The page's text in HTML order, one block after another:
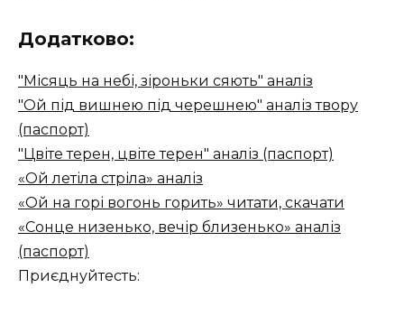
Додатково:
"Місяць на небі, зіроньки сяють" аналіз
"Ой під вишнею під черешнею" аналіз твору
(паспорт)
"Цвіте терен, цвіте терен" аналіз (паспорт)
«Ой летіла стріла» аналіз
«Ой на горі вогонь горить» читати, скачати
«Сонце низенько, вечір близенько» аналіз
(паспорт)
Приєднуйтесть: